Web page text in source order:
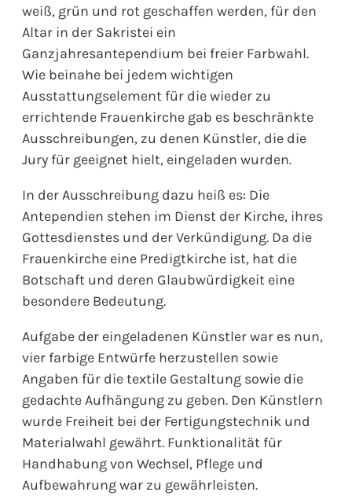
weiß, grün und rot geschaffen werden, für den
Altar in der Sakristei ein
Ganzjahresantependium bei freier Farbwahl.
Wie beinahe bei jedem wichtigen
Ausstattungselement für die wieder zu
errichtende Frauenkirche gab es beschränkte
Ausschreibungen, zu denen Künstler, die die
Jury für geeignet hielt, eingeladen wurden.
In der Ausschreibung dazu heiß es: Die
Antependien stehen im Dienst der Kirche, ihres
Gottesdienstes und der Verkündigung. Da die
Frauenkirche eine Predigtkirche ist, hat die
Botschaft und deren Glaubwürdigkeit eine
besondere Bedeutung.
Aufgabe der eingeladenen Künstler war es nun,
vier farbige Entwürfe herzustellen sowie
Angaben für die textile Gestaltung sowie die
gedachte Aufhängung zu geben. Den Künstlern
wurde Freiheit bei der Fertigungstechnik und
Materialwahl gewährt. Funktionalität für
Handhabung von Wechsel, Pflege und
Aufbewahrung war zu gewährleisten.